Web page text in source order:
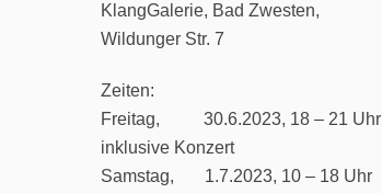
KlangGalerie, Bad Zwesten,
Wildunger Str. 7
Zeiten:
Freitag, 30.6.2023, 18 – 21 Uhr
inklusive Konzert
Samstag, 1.7.2023, 10 – 18 Uhr